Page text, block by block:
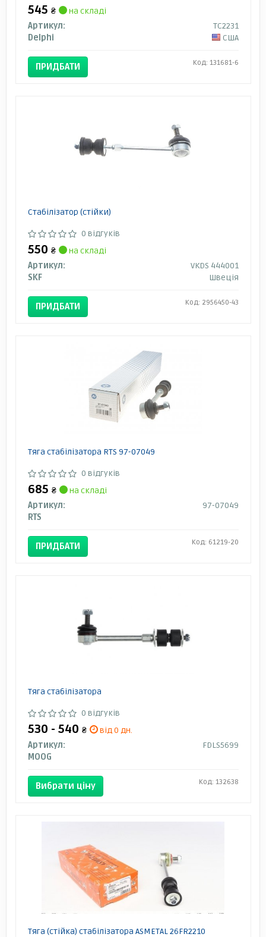
545 ₴
на складі
Артикул:
TC2231
Delphi
США
ПРИДБАТИ Код: 131681-6
Стабілізатор (стійки)
0 відгуків
550 ₴
на складі
Артикул:
VKDS 444001
SKF
Швеція
ПРИДБАТИ Код: 2956450-43
Тяга стабілізатора RTS 97-07049
0 відгуків
685 ₴
на складі
Артикул:
97-07049
RTS
ПРИДБАТИ Код: 61219-20
Тяга стабілізатора
0 відгуків
530 - 540 ₴
від 0 дн.
Артикул:
FDLS5699
MOOG
Вибрати ціну Код: 132638
Тяга (стійка) стабілізатора ASMETAL 26FR2210